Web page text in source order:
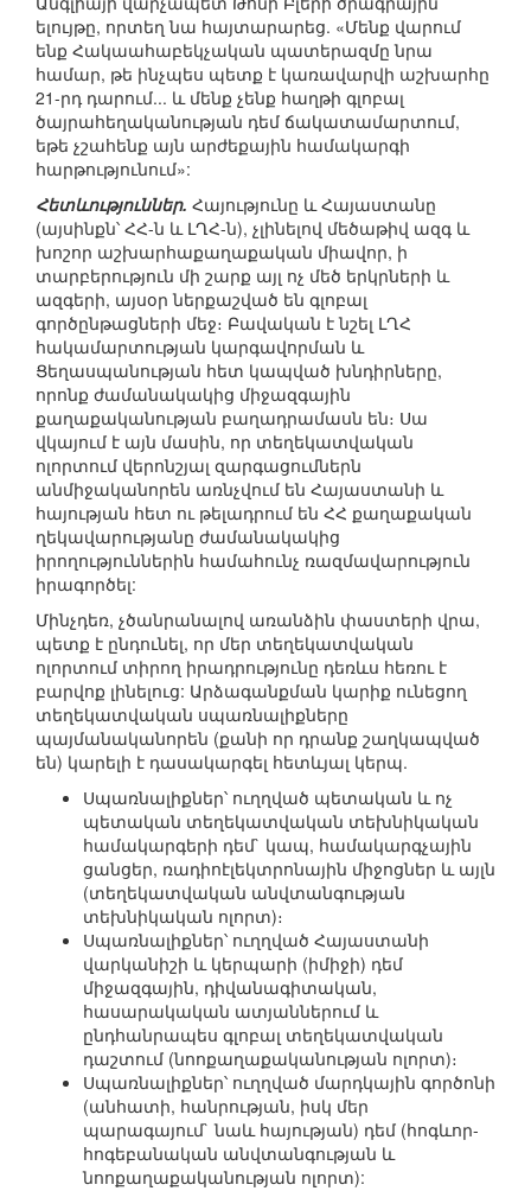
ելույթը, որտեղ նա հայտարարեց. «Մենք վարում
ենք Հակաահաբեկչական պատերազմը նրա
համար, թե ինչպես պետք է կառավարվի աշխարհը
21-րդ դարում... և մենք չենք հաղթի գլոբալ
ծայրահեղականության դեմ ճակատամարտում,
եթե չշահենք այն արժեքային համակարգի
հարթությունում»:
Հետևություններ. Հայությունը և Հայաստանը
(այսինքն՝ ՀՀ-ն և ԼՂՀ-ն), չլինելով մեծաթիվ ազգ և
խոշոր աշխարհաքաղաքական միավոր, ի
տարբերություն մի շարք այլ ոչ մեծ երկրների և
ազգերի, այսօր ներքաշված են գլոբալ
գործընթացների մեջ։ Բավական է նշել ԼՂՀ
հակամարտության կարգավորման և
Ցեղասպանության հետ կապված խնդիրները,
որոնք ժամանակակից միջազգային
քաղաքականության բաղադրամասն են։ Սա
վկայում է այն մասին, որ տեղեկատվական
ոլորտում վերոնշյալ զարգացումներն
անմիջականորեն առնչվում են Հայաստանի և
հայության հետ ու թելադրում են ՀՀ քաղաքական
ղեկավարությանը ժամանակակից
իրողություններին համահունչ ռազմավարություն
իրագործել:
Մինչդեռ, չծանրանալով առանձին փաստերի վրա,
պետք է ընդունել, որ մեր տեղեկատվական
ոլորտում տիրող իրադրությունը դեռևս հեռու է
բարվոք լինելուց: Արձագանքման կարիք ունեցող
տեղեկատվական սպառնալիքները
պայմանականորեն (քանի որ դրանք շաղկապված
են) կարելի է դասակարգել հետևյալ կերպ.
Սպառնալիքներ՝ ուղղված պետական և ոչ
պետական տեղեկատվական տեխնիկական
համակարգերի դեմ` կապ, համակարգչային
ցանցեր, ռադիոէլեկտրոնային միջոցներ և այլն
(տեղեկատվական անվտանգության
տեխնիկական ոլորտ)։
Սպառնալիքներ՝ ուղղված Հայաստանի
վարկանիշի և կերպարի (իմիջի) դեմ
միջազգային, դիվանագիտական,
հասարակական ատյաններում և
ընդհանրապես գլոբալ տեղեկատվական
դաշտում (նոոքաղաքականության ոլորտ)։
Սպառնալիքներ՝ ուղղված մարդկային գործոնի
(անհատի, հանրության, իսկ մեր
պարագայում` նաև հայության) դեմ (հոգևոր-
հոգեբանական անվտանգության և
նոոքաղաքականության ոլորտ):